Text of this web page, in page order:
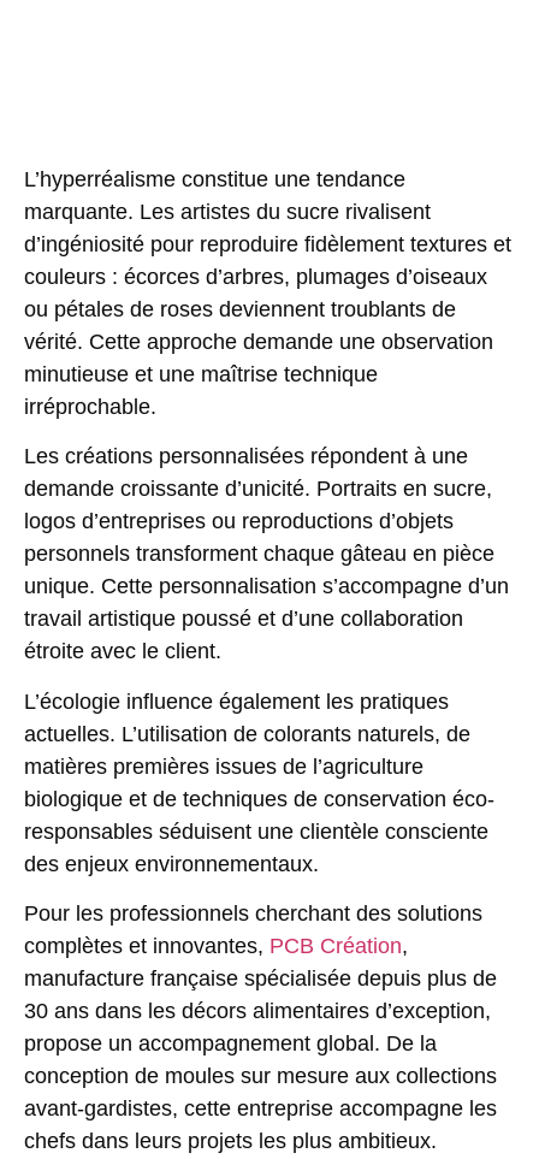
L’hyperréalisme constitue une tendance
marquante. Les artistes du sucre rivalisent
d’ingéniosité pour reproduire fidèlement textures et
couleurs : écorces d’arbres, plumages d’oiseaux
ou pétales de roses deviennent troublants de
vérité. Cette approche demande une observation
minutieuse et une maîtrise technique
irréprochable.
Les créations personnalisées répondent à une
demande croissante d’unicité. Portraits en sucre,
logos d’entreprises ou reproductions d’objets
personnels transforment chaque gâteau en pièce
unique. Cette personnalisation s’accompagne d’un
travail artistique poussé et d’une collaboration
étroite avec le client.
L’écologie influence également les pratiques
actuelles. L’utilisation de colorants naturels, de
matières premières issues de l’agriculture
biologique et de techniques de conservation éco-
responsables séduisent une clientèle consciente
des enjeux environnementaux.
Pour les professionnels cherchant des solutions
complètes et innovantes, PCB Création,
manufacture française spécialisée depuis plus de
30 ans dans les décors alimentaires d’exception,
propose un accompagnement global. De la
conception de moules sur mesure aux collections
avant-gardistes, cette entreprise accompagne les
chefs dans leurs projets les plus ambitieux.